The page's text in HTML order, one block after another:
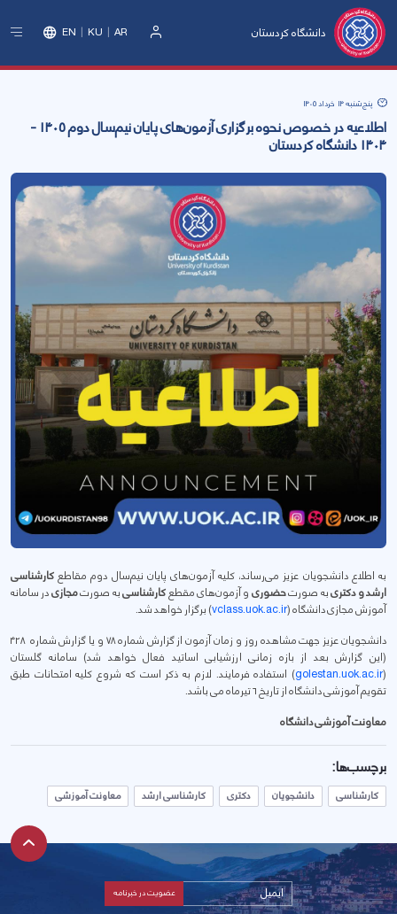
دانشگاه کردستان EN KU AR
پنج‌شنبه 14 خرداد 1405
اطلاعیه در خصوص نحوه برگزاری آزمون‌های پایان نیم‌سال دوم ۱۴۰۵ -
۱۴۰۴ دانشگاه کردستان
به اطلاع دانشجویان عزیز می‌رساند، کلیه آزمون‌های پایان نیم‌سال دوم مقاطعکارشناسی
ارشد و دکتریبه صورتحضوریو آزمون‌های مقطعکارشناسیبه صورتمجازیدر سامانه
آموزش مجازی دانشگاه (vclass.uok.ac.ir) برگزار خواهد شد.
دانشجویان عزیز جهت مشاهده روز و زمان آزمون از گزارش شماره ۷۸ و یا گزارش شماره ۴۲۸
(این گزارش بعد از بازه زمانی ارزشیابی اساتید فعال خواهد شد) سامانه گلستان
(
golestan.uok.ac.ir) استفاده فرمایند. لازم به ذکر است که شروع کلیه امتحانات طبق
تقویم آموزشی دانشگاه از تاریخ ۶ تیرماه می باشد.
معاونت آموزشی دانشگاه
برچسب‌ها:
کارشناسی دانشجویان دکتری کارشناسی ارشد معاونت آموزشی